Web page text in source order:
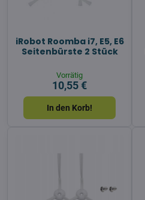
iRobot Roomba i7, E5, E6
Seitenbürste 2 Stück
Vorrätig
10,55 €
In den Korb!